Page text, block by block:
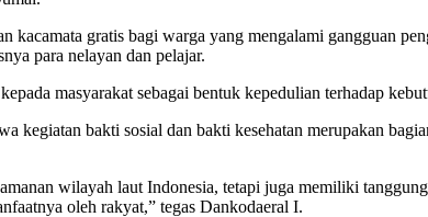
gratis bagi warga yang mengalami gangguan
para nelayan dan pelajar.
masyarakat sebagai bentuk kepedulian terhadap
kegiatan bakti sosial dan bakti kesehatan merupakan
wilayah laut Indonesia, tetapi juga memiliki
oleh rakyat,” tegas Dankodaeral I.